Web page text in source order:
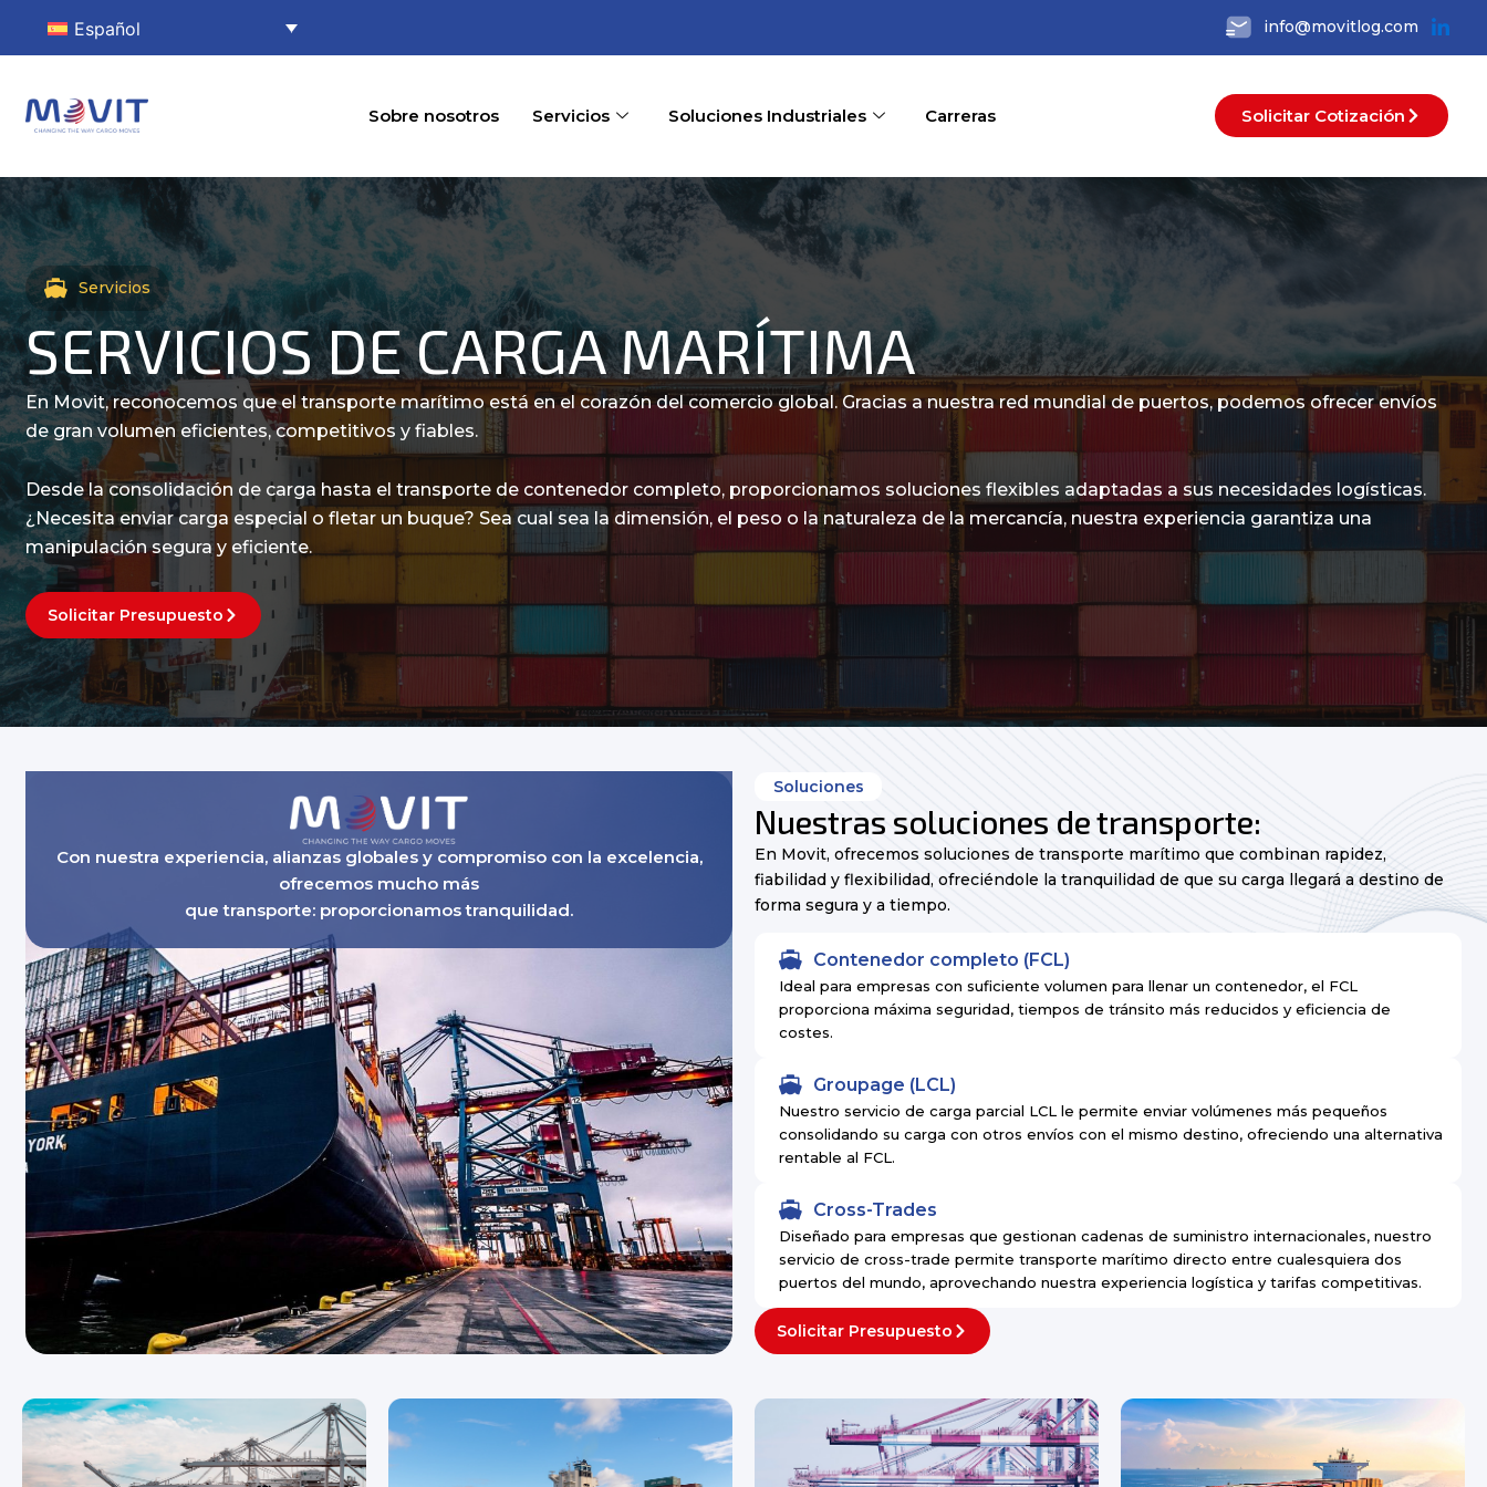
Español info@movitlog.com
Sobre nosotros Servicios Soluciones Industriales Carreras Solicitar Cotización
Servicios
SERVICIOS DE CARGA MARÍTIMA
En Movit, reconocemos que el transporte marítimo está en el corazón del comercio global. Gracias a nuestra red mundial de puertos, podemos ofrecer envíos
de gran volumen eficientes, competitivos y fiables.
Desde la consolidación de carga hasta el transporte de contenedor completo, proporcionamos soluciones flexibles adaptadas a sus necesidades logísticas.
¿Necesita enviar carga especial o fletar un buque? Sea cual sea la dimensión, el peso o la naturaleza de la mercancía, nuestra experiencia garantiza una
manipulación segura y eficiente.
Solicitar Presupuesto
Con nuestra experiencia, alianzas globales y compromiso con la excelencia,
ofrecemos mucho más
que transporte: proporcionamos tranquilidad.
Soluciones
Nuestras soluciones de transporte:
En Movit, ofrecemos soluciones de transporte marítimo que combinan rapidez,
fiabilidad y flexibilidad, ofreciéndole la tranquilidad de que su carga llegará a destino de
forma segura y a tiempo.
Contenedor completo (FCL)
Ideal para empresas con suficiente volumen para llenar un contenedor, el FCL
proporciona máxima seguridad, tiempos de tránsito más reducidos y eficiencia de
costes.
Groupage (LCL)
Nuestro servicio de carga parcial LCL le permite enviar volúmenes más pequeños
consolidando su carga con otros envíos con el mismo destino, ofreciendo una alternativa
rentable al FCL.
Cross-Trades
Diseñado para empresas que gestionan cadenas de suministro internacionales, nuestro
servicio de cross-trade permite transporte marítimo directo entre cualesquiera dos
puertos del mundo, aprovechando nuestra experiencia logística y tarifas competitivas.
Solicitar Presupuesto